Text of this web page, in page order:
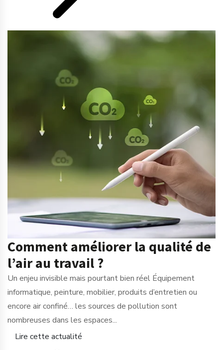
Comment améliorer la qualité de
l’air au travail ?
Un enjeu invisible mais pourtant bien réel Équipement
informatique, peinture, mobilier, produits d’entretien ou
encore air confiné… les sources de pollution sont
nombreuses dans les espaces...
Lire cette actualité